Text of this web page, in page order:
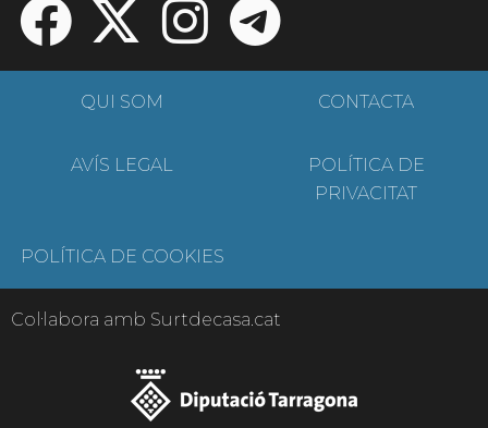
QUI SOM CONTACTA
AVÍS LEGAL
POLÍTICA DE
PRIVACITAT
POLÍTICA DE COOKIES
Col·labora amb Surtdecasa.cat